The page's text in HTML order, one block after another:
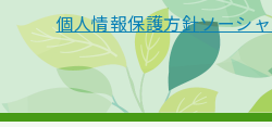
個人情報保護方針ソーシ